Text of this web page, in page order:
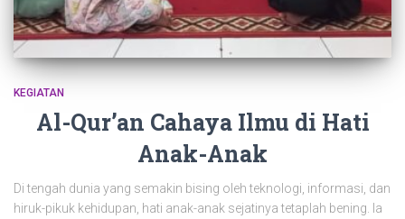
KEGIATAN
Al-Qur’an Cahaya Ilmu di Hati
Anak-Anak
Di tengah dunia yang semakin bising oleh teknologi, informasi, dan
hiruk-pikuk kehidupan, hati anak-anak sejatinya tetaplah bening. Ia